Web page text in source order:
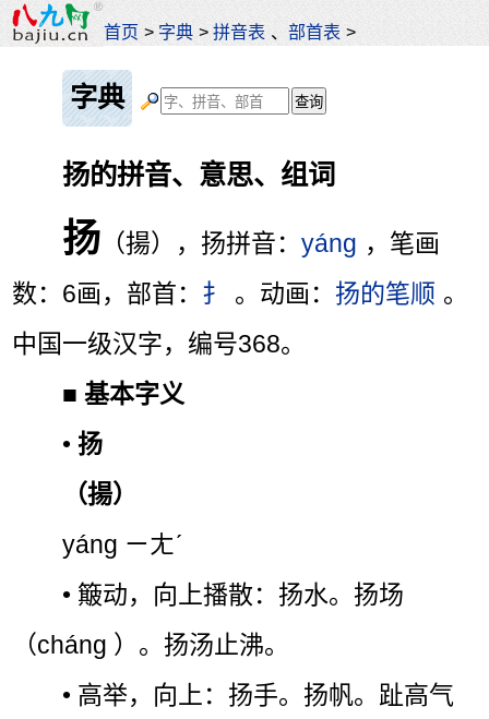
首页 > 字典 >拼音表 、部首表 >
字典
扬的拼音、意思、组词
扬 （揚），扬拼音：yáng ，笔画
数：6画，部首： 扌 。动画： 扬的笔顺 。
中国一级汉字，编号368。
■基本字义
•扬
（揚）
yáng ㄧㄤˊ
• 簸动，向上播散：扬水。扬场
（cháng ）。扬汤止沸。
• 高举，向上：扬手。扬帆。趾高气